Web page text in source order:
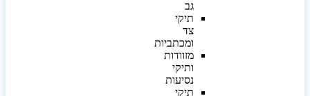
תיקי
ומכתביות
מזוודות
ותיקי
נסיעות
תיקי